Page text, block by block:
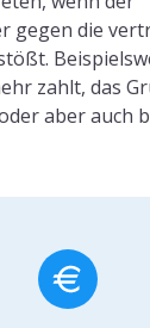
gegen die
zahlt, das
aber auch